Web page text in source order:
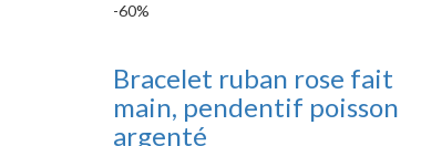
-60%
Bracelet ruban rose fait
main, pendentif poisson
argenté